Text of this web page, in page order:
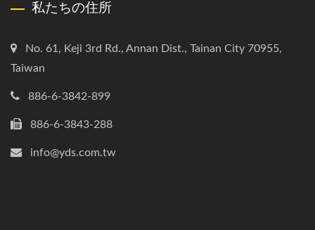
私たちの住所
No. 61, Keji 3rd Rd., Annan Dist., Tainan City 70955,
Taiwan
886-6-3842-899
886-6-3843-288
info@yds.com.tw